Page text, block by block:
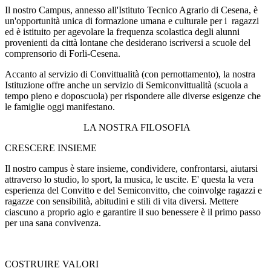
Il nostro Campus, annesso all'Istituto Tecnico Agrario di Cesena, è
un'opportunità unica di formazione umana e culturale per i ragazzi
ed è istituito per agevolare la frequenza scolastica degli alunni
provenienti da città lontane che desiderano iscriversi a scuole del
comprensorio di Forli-Cesena.
Accanto al servizio di Convittualità (con pernottamento), la nostra
Istituzione offre anche un servizio di Semiconvittualità (scuola a
tempo pieno e doposcuola) per rispondere alle diverse esigenze che
le famiglie oggi manifestano.
LA NOSTRA FILOSOFIA
CRESCERE INSIEME
Il nostro campus è stare insieme, condividere, confrontarsi, aiutarsi
attraverso lo studio, lo sport, la musica, le uscite. E' questa la vera
esperienza del Convitto e del Semiconvitto, che coinvolge ragazzi e
ragazze con sensibilità, abitudini e stili di vita diversi. Mettere
ciascuno a proprio agio e garantire il suo benessere è il primo passo
per una sana convivenza.
COSTRUIRE VALORI